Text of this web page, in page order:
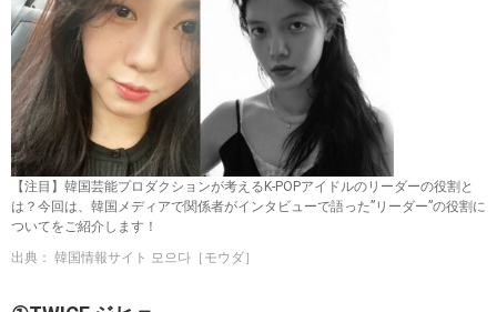
【注目】韓国芸能プロダクションが考えるK-POPアイドルのリーダーの役割と
は？今回は、韓国メディアで関係者がインタビューで語った”リーダー”の役割に
ついてをご紹介します！
出典： 韓国情報サイト 모으다［モウダ］